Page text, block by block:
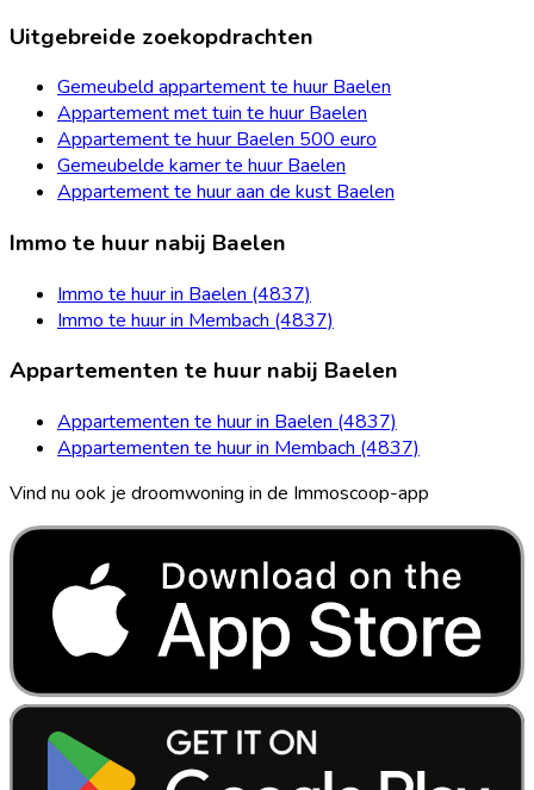
Uitgebreide zoekopdrachten
Gemeubeld appartement te huur Baelen
Appartement met tuin te huur Baelen
Appartement te huur Baelen 500 euro
Gemeubelde kamer te huur Baelen
Appartement te huur aan de kust Baelen
Immo te huur nabij Baelen
Immo te huur in Baelen (4837)
Immo te huur in Membach (4837)
Appartementen te huur nabij Baelen
Appartementen te huur in Baelen (4837)
Appartementen te huur in Membach (4837)
Vind nu ook je droomwoning in de Immoscoop-app